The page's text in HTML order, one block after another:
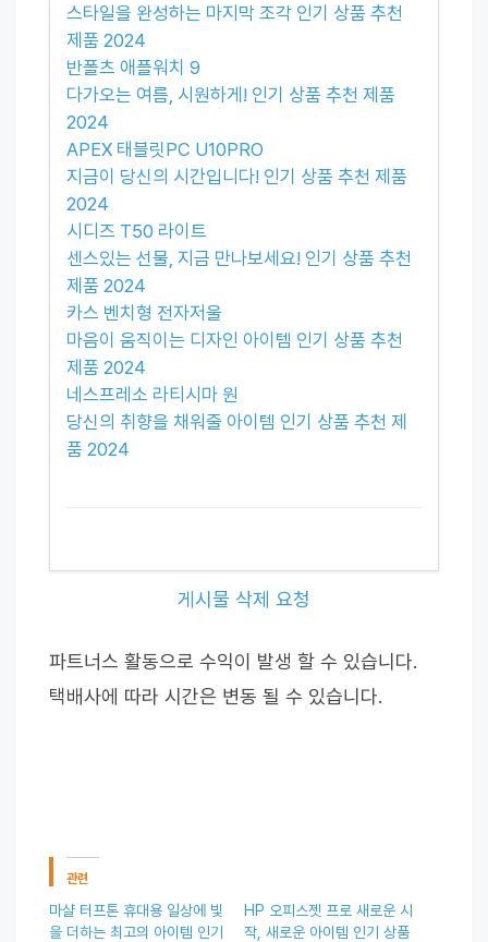
스타일을 완성하는 마지막 조각 인기 상품 추천
제품 2024
반폴츠 애플워치 9
다가오는 여름, 시원하게! 인기 상품 추천 제품
2024
APEX 태블릿PC U10PRO
지금이 당신의 시간입니다! 인기 상품 추천 제품
2024
시디즈 T50 라이트
센스있는 선물, 지금 만나보세요! 인기 상품 추천
제품 2024
카스 벤치형 전자저울
마음이 움직이는 디자인 아이템 인기 상품 추천
제품 2024
네스프레소 라티시마 원
당신의 취향을 채워줄 아이템 인기 상품 추천 제
품 2024
게시물 삭제 요청
파트너스 활동으로 수익이 발생 할 수 있습니다.
택배사에 따라 시간은 변동 될 수 있습니다.
관련
마샬 터프톤 휴대용 일상에 빛
을 더하는 최고의 아이템 인기
HP 오피스젯 프로 새로운 시
작, 새로운 아이템 인기 상품